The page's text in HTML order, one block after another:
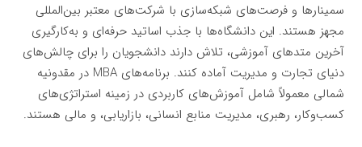
سمینارها و فرصت‌های شبکه‌سازی با شرکت‌های معتبر بین‌المللی
مجهز هستند. این دانشگاه‌ها با جذب اساتید حرفه‌ای و به‌کارگیری
آخرین متدهای آموزشی، تلاش دارند دانشجویان را برای چالش‌های
دنیای تجارت و مدیریت آماده کنند. برنامه‌های MBA در مقدونیه
شمالی معمولاً شامل آموزش‌های کاربردی در زمینه استراتژی‌های
کسب‌وکار، رهبری، مدیریت منابع انسانی، بازاریابی، و مالی هستند.